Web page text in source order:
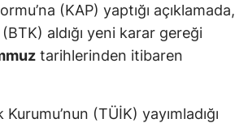
(KAP) yaptığı açıklamada,
aldığı yeni karar gereği
tarihlerinden itibaren
(TÜİK) yayımladığı